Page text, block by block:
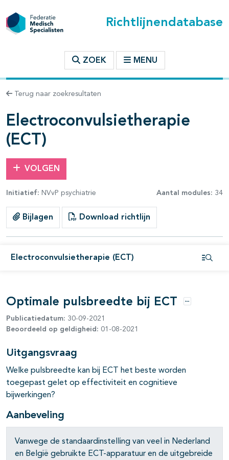
Richtlijnendatabase
ZOEK MENU
Terug naar zoekresultaten
Electroconvulsietherapie
(ECT)
VOLGEN
Initiatief: NVvP psychiatrie Aantal modules: 34
Bijlagen Download richtlijn
Electroconvulsietherapie (ECT)
binnen deze richtlijn
open- en dichtklappen
open- en dichtklappen
open- en dichtklappen
Optimale pulsbreedte bij ECT Opties
Publicatiedatum: 30-09-2021
Beoordeeld op geldigheid: 01-08-2021
Uitgangsvraag
Welke pulsbreedte kan bij ECT het beste worden
toegepast gelet op effectiviteit en cognitieve
bijwerkingen?
Aanbeveling
Vanwege de standaardinstelling van veel in Nederland
en België gebruikte ECT-apparatuur en de uitgebreide